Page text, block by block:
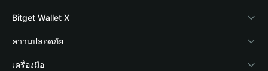
Blog
Academy
ข่าวสารด้านคริปโต
Crypto Card
Stablecoin Earn
Payfi Crypto
Bitget Wallet X
นักพัฒนา
เชื่อมต่อ Wallet
ความปลอดภัย
Protection Fund
เครื่องมือ